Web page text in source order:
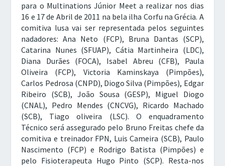
para o Multinations Júnior Meet a realizar nos dias
16 e 17 de Abril de 2011 na bela ilha Corfu na Grécia. A
comitiva lusa vai ser representada pelos seguintes
nadadores: Ana Neto (FCP), Bruna Dantas (SCP),
Catarina Nunes (SFUAP), Cátia Martinheira (LDC),
Diana Durães (FOCA), Isabel Abreu (CFB), Paula
Oliveira (FCP), Victoria Kaminskaya (Pimpões),
Carlos Pedrosa (CNPD), Diogo Silva (Pimpões), Edgar
Ribeiro (SCB), João Sousa (GESP), Miguel Diogo
(CNAL), Pedro Mendes (CNCVG), Ricardo Machado
(SCB), Tiago oliveira (LSC). O enquadramento
Técnico será assegurado pelo Bruno Freitas chefe da
comitiva e treinador FPN, Luis Cameira (SCB), Paulo
Nascimento (FCP) e Rodrigo Batista (Pimpões) e
pelo Fisioterapeuta Hugo Pinto (SCP). Resta-nos